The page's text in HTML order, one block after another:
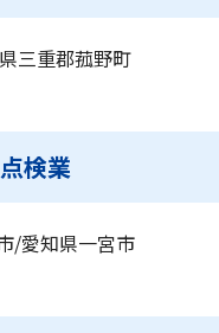
三重郡菰野町
検業
/愛知県一宮市